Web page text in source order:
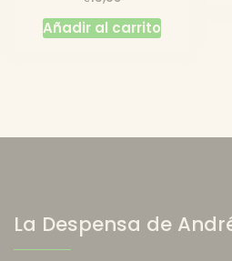
Añadir al carrito
La Despensa de